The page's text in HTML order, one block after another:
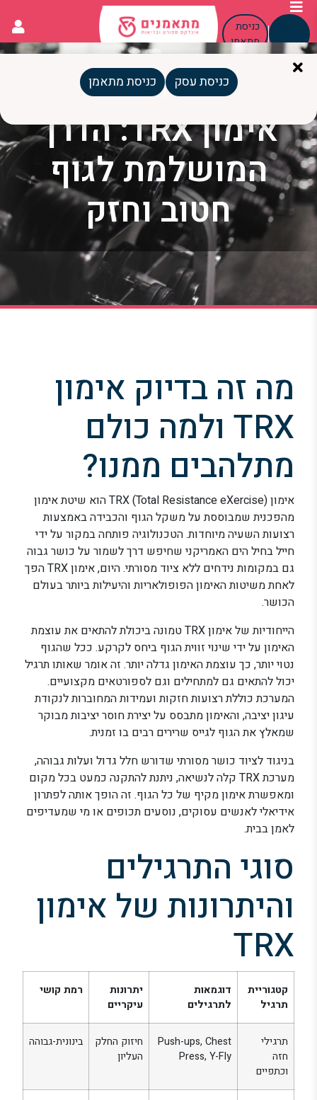
עסק
כניסת
מתאמן
כניסת עסק כניסת מתאמן
אימון TRX: הדרך
המושלמת לגוף
חטוב וחזק
מה זה בדיוק אימון
TRX ולמה כולם
מתלהבים ממנו?
אימון TRX (Total Resistance eXercise) הוא שיטת אימון
מהפכנית שמבוססת על משקל הגוף והכבידה באמצעות
רצועות השעיה מיוחדות. הטכנולוגיה פותחה במקור על ידי
חייל בחיל הים האמריקני שחיפש דרך לשמור על כושר גבוה
גם במקומות נידחים ללא ציוד מסורתי. היום, אימון TRX הפך
לאחת משיטות האימון הפופולאריות והיעילות ביותר בעולם
הכושר.
הייחודיות של אימון TRX טמונה ביכולת להתאים את עוצמת
האימון על ידי שינוי זווית הגוף ביחס לקרקע. ככל שהגוף
נטוי יותר, כך עוצמת האימון גדלה יותר. זה אומר שאותו תרגיל
יכול להתאים גם למתחילים וגם לספורטאים מקצועיים.
המערכת כוללת רצועות חזקות ועמידות המחוברות לנקודת
עיגון יציבה, והאימון מתבסס על יצירת חוסר יציבות מבוקר
שמאלץ את הגוף לגייס שרירים רבים בו זמנית.
בניגוד לציוד כושר מסורתי שדורש חלל גדול ועלות גבוהה,
מערכת TRX קלה לנשיאה, ניתנת להתקנה כמעט בכל מקום
ומאפשרת אימון מקיף של כל הגוף. זה הופך אותה לפתרון
אידיאלי לאנשים עסוקים, נוסעים תכופים או מי שמעדיפים
לאמן בבית.
סוגי התרגילים
והיתרונות של אימון
TRX
קטגוריית
תרגיל
דוגמאות
לתרגילים
יתרונות
עיקריים
רמת קושי
תרגילי
חזה
וכתפיים
Push-ups, Chest
Press, Y-Fly
חיזוק החלק
העליון
בינונית-גבוהה